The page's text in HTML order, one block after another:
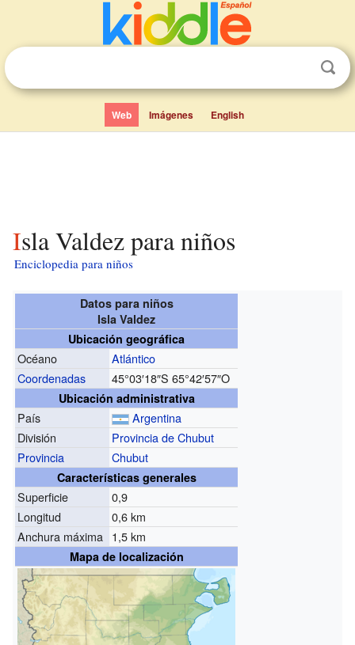
Web Imágenes English
Isla Valdez para niños
Enciclopedia para niños
Datos para niños
Isla Valdez
Ubicación geográfica
Océano
Atlántico
Coordenadas
45°03′18″S 65°42′57″O
Ubicación administrativa
País
Argentina
División
Provincia de Chubut
Provincia
Chubut
Características generales
Superficie
0,9
Longitud
0,6 km
Anchura máxima
1,5 km
Mapa de localización